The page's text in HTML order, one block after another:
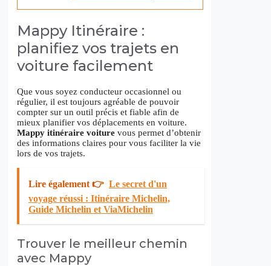
Mappy Itinéraire :
planifiez vos trajets en
voiture facilement
Que vous soyez conducteur occasionnel ou
régulier, il est toujours agréable de pouvoir
compter sur un outil précis et fiable afin de
mieux planifier vos déplacements en voiture.
Mappy itinéraire voiture vous permet d’obtenir
des informations claires pour vous faciliter la vie
lors de vos trajets.
Lire également 👉 Le secret d'un
voyage réussi : Itinéraire Michelin,
Guide Michelin et ViaMichelin
Trouver le meilleur chemin
avec Mappy